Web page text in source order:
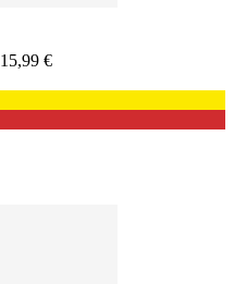
15,99 €